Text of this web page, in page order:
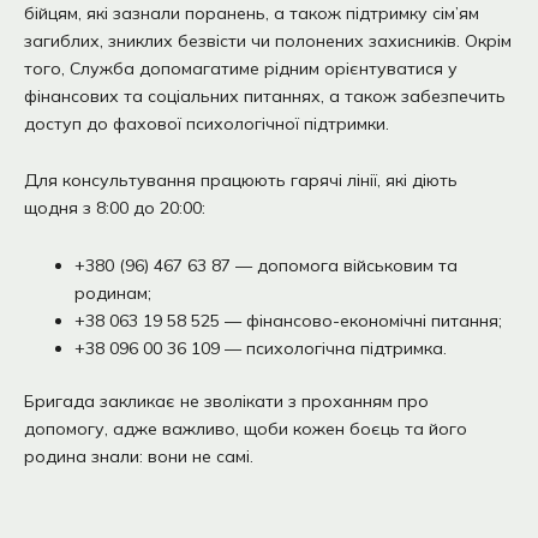
бійцям, які зазнали поранень, а також підтримку сім’ям
загиблих, зниклих безвісти чи полонених захисників. Окрім
того, Служба допомагатиме рідним орієнтуватися у
фінансових та соціальних питаннях, а також забезпечить
доступ до фахової психологічної підтримки.
Для консультування працюють гарячі лінії, які діють
щодня з 8:00 до 20:00:
+380 (96) 467 63 87 — допомога військовим та
родинам;
+38 063 19 58 525 — фінансово-економічні питання;
+38 096 00 36 109 — психологічна підтримка.
Бригада закликає не зволікати з проханням про
допомогу, адже важливо, щоби кожен боєць та його
родина знали: вони не самі.